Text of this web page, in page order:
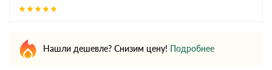
Нашли дешевле? Снизим цену! Подробнее